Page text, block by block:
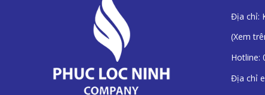
Địa chỉ:
(Xem
Hotline:
Địa chỉ